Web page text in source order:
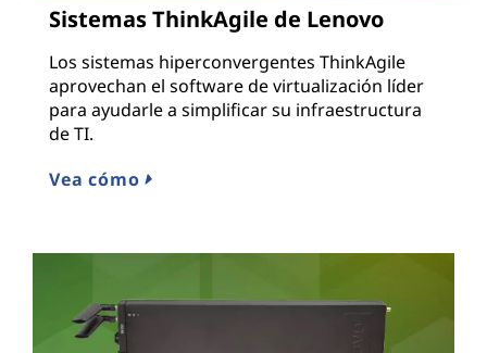
Sistemas ThinkAgile de Lenovo
Los sistemas hiperconvergentes ThinkAgile
aprovechan el software de virtualización líder
para ayudarle a simplificar su infraestructura
de TI.
Vea cómo